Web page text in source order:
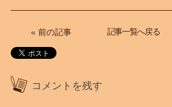
« 前の記事 記事一覧へ戻る
コメントを残す